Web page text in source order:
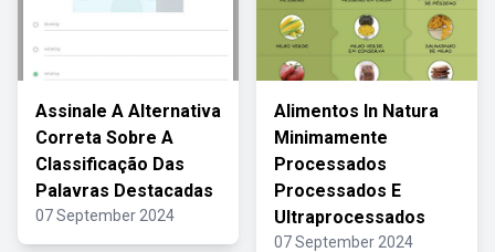
Assinale A Alternativa
Correta Sobre A
Classificação Das
Palavras Destacadas
07 September 2024
Alimentos In Natura
Minimamente
Processados
Processados E
Ultraprocessados
07 September 2024